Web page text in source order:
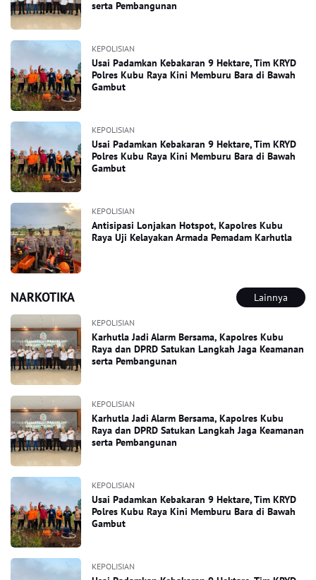
serta Pembangunan
KEPOLISIAN
Usai Padamkan Kebakaran 9 Hektare, Tim KRYD
Polres Kubu Raya Kini Memburu Bara di Bawah
Gambut
KEPOLISIAN
Usai Padamkan Kebakaran 9 Hektare, Tim KRYD
Polres Kubu Raya Kini Memburu Bara di Bawah
Gambut
KEPOLISIAN
Antisipasi Lonjakan Hotspot, Kapolres Kubu
Raya Uji Kelayakan Armada Pemadam Karhutla
NARKOTIKA Lainnya
KEPOLISIAN
Karhutla Jadi Alarm Bersama, Kapolres Kubu
Raya dan DPRD Satukan Langkah Jaga Keamanan
serta Pembangunan
KEPOLISIAN
Karhutla Jadi Alarm Bersama, Kapolres Kubu
Raya dan DPRD Satukan Langkah Jaga Keamanan
serta Pembangunan
KEPOLISIAN
Usai Padamkan Kebakaran 9 Hektare, Tim KRYD
Polres Kubu Raya Kini Memburu Bara di Bawah
Gambut
KEPOLISIAN